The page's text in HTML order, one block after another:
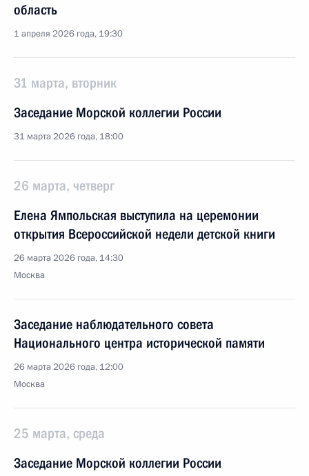
область
1 апреля 2026 года, 19:30
31 марта, вторник
Заседание Морской коллегии России
31 марта 2026 года, 18:00
26 марта, четверг
Елена Ямпольская выступила на церемонии
открытия Всероссийской недели детской книги
26 марта 2026 года, 14:30
Москва
Заседание наблюдательного совета
Национального центра исторической памяти
26 марта 2026 года, 12:00
Москва
25 марта, среда
Заседание Морской коллегии России